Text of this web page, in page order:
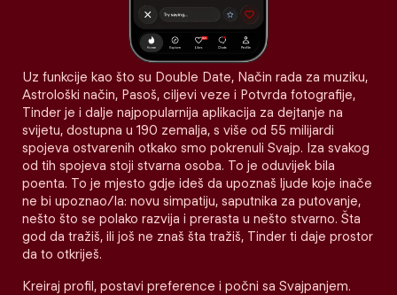
Uz funkcije kao što su Double Date, Način rada za muziku,
Astrološki način, Pasoš, ciljevi veze i Potvrda fotografije,
Tinder je i dalje najpopularnija aplikacija za dejtanje na
svijetu, dostupna u 190 zemalja, s više od 55 milijardi
spojeva ostvarenih otkako smo pokrenuli Svajp. Iza svakog
od tih spojeva stoji stvarna osoba. To je oduvijek bila
poenta. To je mjesto gdje ideš da upoznaš ljude koje inače
ne bi upoznao/la: novu simpatiju, saputnika za putovanje,
nešto što se polako razvija i prerasta u nešto stvarno. Šta
god da tražiš, ili još ne znaš šta tražiš, Tinder ti daje prostor
da to otkriješ.
Kreiraj profil, postavi preference i počni sa Svajpanjem.